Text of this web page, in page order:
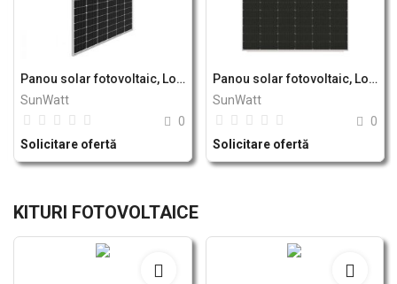
Panou solar fotovoltaic, Longi LR5-72HPH-540M, 540W
SunWatt
0
Solicitare ofertă
Panou solar fotovoltaic, Longi LR5-66HIH-505M, 505W
SunWatt
0
Solicitare ofertă
KITURI FOTOVOLTAICE